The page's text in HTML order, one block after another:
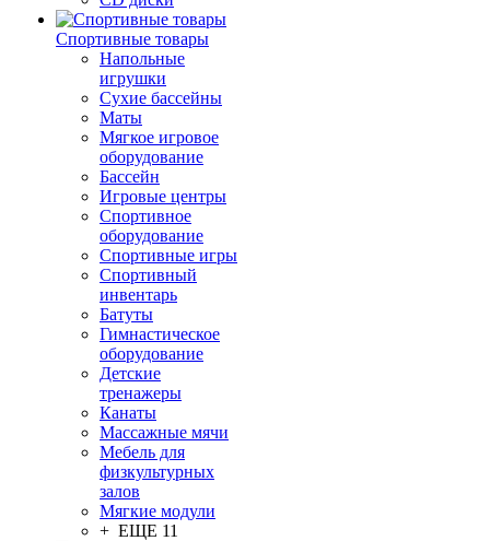
Спортивные товары
Напольные
игрушки
Сухие бассейны
Маты
Мягкое игровое
оборудование
Бассейн
Игровые центры
Спортивное
оборудование
Спортивные игры
Спортивный
инвентарь
Батуты
Гимнастическое
оборудование
Детские
тренажеры
Канаты
Массажные мячи
Мебель для
физкультурных
залов
Мягкие модули
+ ЕЩЕ 11